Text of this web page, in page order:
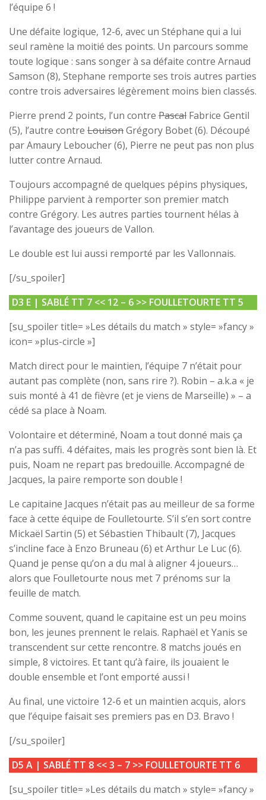
l’équipe 6 !
Une défaite logique, 12-6, avec un Stéphane qui a lui
seul ramène la moitié des points. Un parcours somme
toute logique : sans songer à sa défaite contre Arnaud
Samson (8), Stephane remporte ses trois autres parties
contre trois adversaires légèrement moins bien classés.
Pierre prend 2 points, l’un contre Pascal Fabrice Gentil
(5), l’autre contre LouisonGrégory Bobet (6). Découpé
par Amaury Leboucher (6), Pierre ne peut pas non plus
lutter contre Arnaud.
Toujours accompagné de quelques pépins physiques,
Philippe parvient à remporter son premier match
contre Grégory. Les autres parties tournent hélas à
l’avantage des joueurs de Vallon.
Le double est lui aussi remporté par les Vallonnais.
[/su_spoiler]
D3 E | SABLÉ TT 7 << 12 – 6 >> FOULLETOURTE TT 5
[su_spoiler title= »Les détails du match » style= »fancy »
icon= »plus-circle »]
Match direct pour le maintien, l’équipe 7 n’était pour
autant pas complète (non, sans rire ?). Robin – a.k.a « je
suis monté à 41 de fièvre (et je viens de Marseille) » – a
cédé sa place à Noam.
Volontaire et déterminé, Noam a tout donné mais ça
n’a pas suffi. 4 défaites, mais les progrès sont bien là. Et
puis, Noam ne repart pas bredouille. Accompagné de
Jacques, la paire remporte son double !
Le capitaine Jacques n’était pas au meilleur de sa forme
face à cette équipe de Foulletourte. S’il s’en sort contre
Mickaël Sartin (5) et Sébastien Thibault (7), Jacques
s’incline face à Enzo Bruneau (6) et Arthur Le Luc (6).
Quand je pense qu’on a du mal à aligner 4 joueurs…
alors que Foulletourte nous met 7 prénoms sur la
feuille de match.
Comme souvent, quand le capitaine est un peu moins
bon, les jeunes prennent le relais. Raphaël et Yanis se
transcendent sur cette rencontre. 8 matchs joués en
simple, 8 victoires. Et tant qu’à faire, ils jouaient le
double ensemble et l’ont emporté aussi !
Au final, une victoire 12-6 et un maintien acquis, alors
que l’équipe faisait ses premiers pas en D3. Bravo !
[/su_spoiler]
D5 A | SABLÉ TT 8 << 3 – 7 >> FOULLETOURTE TT 6
[su_spoiler title= »Les détails du match » style= »fancy »